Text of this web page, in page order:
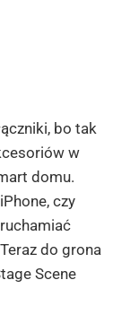
bo tak
w
domu.
czy
do grona
Scene